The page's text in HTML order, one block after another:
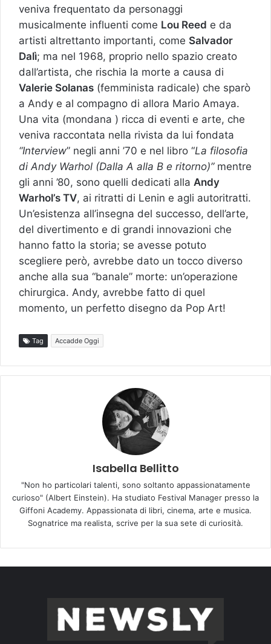
veniva frequentato da personaggi
musicalmente influenti come Lou Reed e da
artisti altrettanto importanti, come Salvador
Dalì; ma nel 1968, proprio nello spazio creato
dall’artista, che rischia la morte a causa di
Valerie Solanas (femminista radicale) che sparò
a Andy e al compagno di allora Mario Amaya.
Una vita (mondana ) ricca di eventi e arte, che
veniva raccontata nella rivista da lui fondata
“Interview” negli anni ’70 e nel libro “La filosofia
di Andy Warhol (Dalla A alla B e ritorno)”mentre
gli anni ’80, sono quelli dedicati alla Andy
Warhol’s TV, ai ritratti di Lenin e agli autoritratti.
Un’esistenza all’insegna del successo, dell’arte,
del divertimento e di grandi innovazioni che
hanno fatto la storia; se avesse potuto
scegliere però, avrebbe dato un tocco diverso
anche alla sua “banale” morte: un’operazione
chirurgica. Andy, avrebbe fatto di quel
momento, un perfetto disegno da Pop Art!
Tag Accadde Oggi
Isabella Bellitto
"Non ho particolari talenti, sono soltanto appassionatamente
curioso" (Albert Einstein). Ha studiato Festival Manager presso la
Giffoni Academy. Appassionata di libri, cinema, arte e musica.
Sognatrice ma realista, scrive per la sua sete di curiosità.